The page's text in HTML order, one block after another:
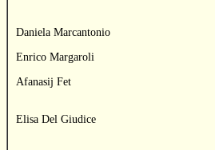
Daniela Marcantonio
Enrico Margaroli
Afanasij Fet
Elisa Del Giudice